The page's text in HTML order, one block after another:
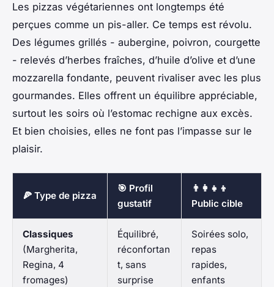
Les pizzas végétariennes ont longtemps été
perçues comme un pis-aller. Ce temps est révolu.
Des légumes grillés - aubergine, poivron, courgette
- relevés d’herbes fraîches, d’huile d’olive et d’une
mozzarella fondante, peuvent rivaliser avec les plus
gourmandes. Elles offrent un équilibre appréciable,
surtout les soirs où l’estomac rechigne aux excès.
Et bien choisies, elles ne font pas l’impasse sur le
plaisir.
🍕 Type de pizza
🎯 Profil
gustatif
👨‍👩‍👧‍👦
Public cible
Classiques
(Margherita,
Regina, 4
fromages)
Équilibré,
réconfortan
t, sans
surprise
Soirées solo,
repas
rapides,
enfants